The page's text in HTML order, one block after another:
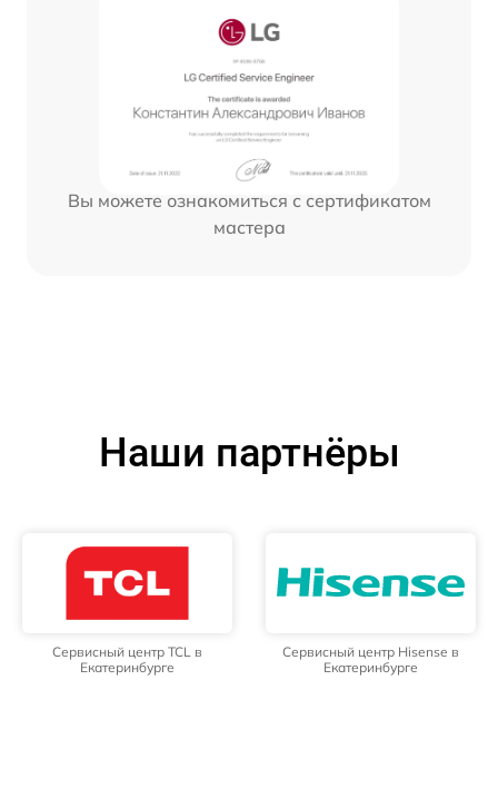
Вы можете ознакомиться с сертификатом
мастера
Наши партнёры
Сервисный центр TCL в
Екатеринбурге
Сервисный центр Hisense в
Екатеринбурге